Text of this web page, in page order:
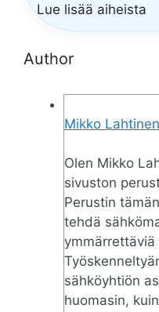
Lue lisää aiheista
Author
Mikko Lahtinen
Olen Mikko
sivuston
Perustin
tehdä
ymmärrettäviä
sähköyhtiön
huomasin,